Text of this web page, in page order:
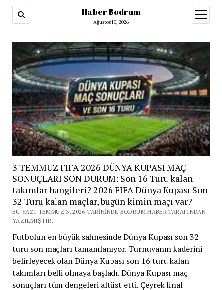
Haber Bodrum
Ağustos 10, 2026
aç
3 TEMMUZ FIFA 2026 DÜNYA KUPASI MAÇ
SONUÇLARI SON DURUM: Son 16 Turu kalan
takımlar hangileri? 2026 FIFA Dünya Kupası Son
32 Turu kalan maçlar, bugün kimin maçı var?
BU YAZI TEMMUZ 3, 2026 TARIHINDE BODRUM HABER TARAFINDAN
YAZILMIŞTIR.
Futbolun en büyük sahnesinde Dünya Kupası son 32
turu son maçları tamamlanıyor. Turnuvanın kaderini
belirleyecek olan Dünya Kupası son 16 turu kalan
takımları belli olmaya başladı. Dünya Kupası maç
sonuçları tüm dengeleri altüst etti. Çeyrek final